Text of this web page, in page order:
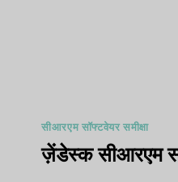
सीआरएम सॉफ्टवेयर समीक्षा
ज़ेंडेस्क सीआरएम